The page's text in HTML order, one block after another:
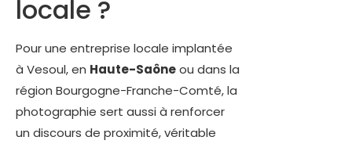
locale ?
Pour une entreprise locale implantée
à Vesoul, en Haute-Saôneou dans la
région Bourgogne-Franche-Comté, la
photographie sert aussi à renforcer
un discours de proximité, véritable